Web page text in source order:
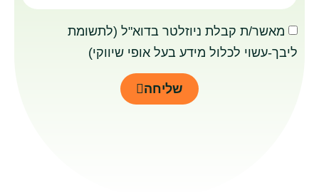
מאשר/ת קבלת ניוזלטר בדוא"ל (לתשומת
ליבך-עשוי לכלול מידע בעל אופי שיווקי)
שליחה